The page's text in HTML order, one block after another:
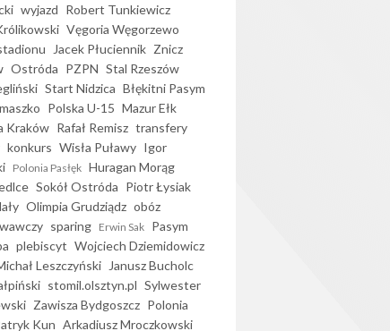
wyjazd Robert Tunkiewicz
Vęgoria Węgorzewo
Jacek Płuciennik Znicz
Ostróda PZPN Stal Rzeszów
Start Nidzica Błękitni Pasym
Polska U-15 Mazur Ełk
Kraków Rafał Remisz transfery
konkurs Wisła Puławy Igor
Polonia Pasłęk Huragan Morąg
Sokół Ostróda Piotr Łysiak
Olimpia Grudziądz obóz
sparing Erwin Sak Pasym
plebiscyt Wojciech Dziemidowicz
Leszczyński
Janusz Bucholc
stomil.olsztyn.pl Sylwester
Zawisza Bydgoszcz Polonia
Kun Arkadiusz Mroczkowski